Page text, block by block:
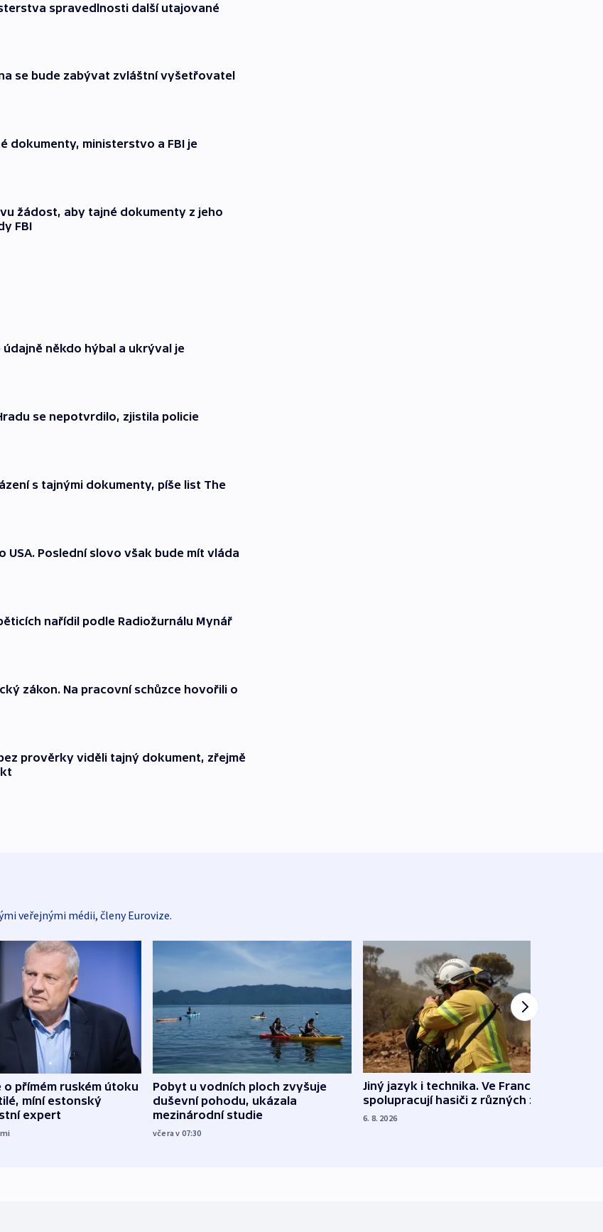
spravedlnosti další utajované
se bude zabývat zvláštní vyšetřovatel
dokumenty, ministerstvo a FBI je
žádost, aby tajné dokumenty z jeho
FBI
někdo hýbal a ukrýval je
se nepotvrdilo, zjistila policie
s tajnými dokumenty, píše list The
Poslední slovo však bude mít vláda
nařídil podle Radiožurnálu Mynář
zákon. Na pracovní schůzce hovořili o
prověrky viděli tajný dokument, zřejmě
veřejnými médii, členy Eurovize.
o přímém ruském útoku
míní estonský
expert
Pobyt u vodních ploch zvyšuje
duševní pohodu, ukázala
mezinárodní studie
včera v 07:30
Jiný jazyk i technika. Ve Francii
spolupracují hasiči z různých zemí
6. 8. 2026